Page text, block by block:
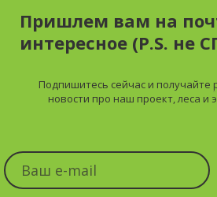
Пришлем вам на
интересное (P.S. не
Подпишитесь сейчас и получайте
новости про наш проект, леса и